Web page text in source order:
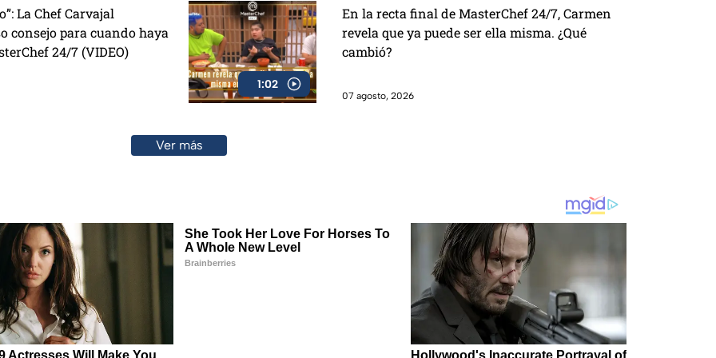
La Chef Carvajal
consejo para cuando haya
24/7 (VIDEO)
1:02
En la recta final de MasterChef 24/7, Carmen
revela que ya puede ser ella misma. ¿Qué
cambió?
07 agosto, 2026
Ver más